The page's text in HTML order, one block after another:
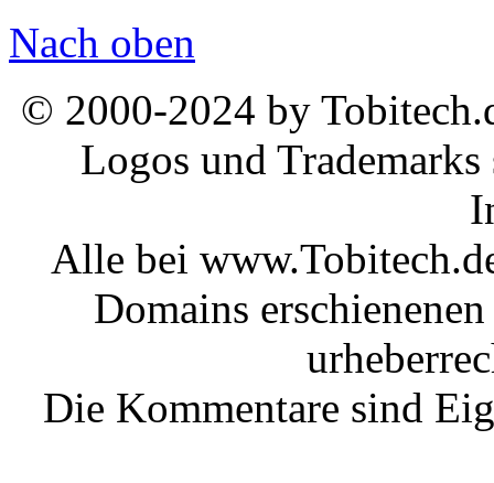
Nach oben
© 2000-2024 by
Logos und
Alle bei
Domains
Die Kommentare sind